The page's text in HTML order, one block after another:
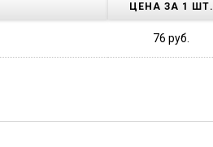
ЦЕНА ЗА 1 ШТ.
76 руб.